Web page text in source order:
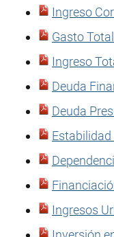
Ingreso
Gasto
Ingreso
Deuda
Deuda
Ingresos